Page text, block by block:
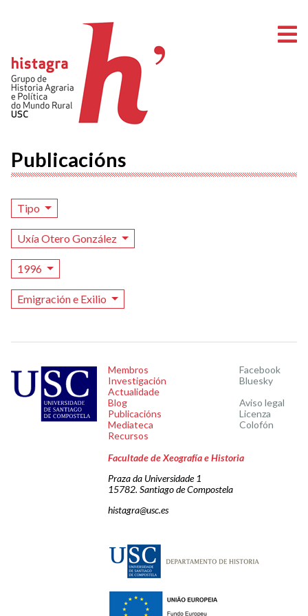
Publicacións
Tipo
Uxía Otero González
1996
Emigración e Exilio
Membros
Investigación
Actualidade
Blog
Publicacións
Mediateca
Recursos
Facebook
Bluesky
Aviso legal
Licenza
Colofón
Facultade de Xeografía e Historia
Praza da Universidade 1
15782. Santiago de Compostela
histagra@usc.es